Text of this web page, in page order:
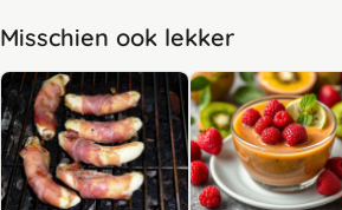
Misschien ook lekker